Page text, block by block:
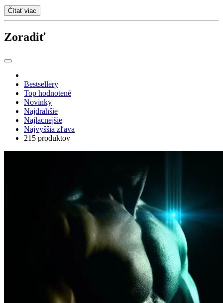
Čítať viac
Zoradiť
Bestsellery
Top hodnotené
Novinky
Najdrahšie
Najlacnejšie
Najvyššia zľava
215 produktov